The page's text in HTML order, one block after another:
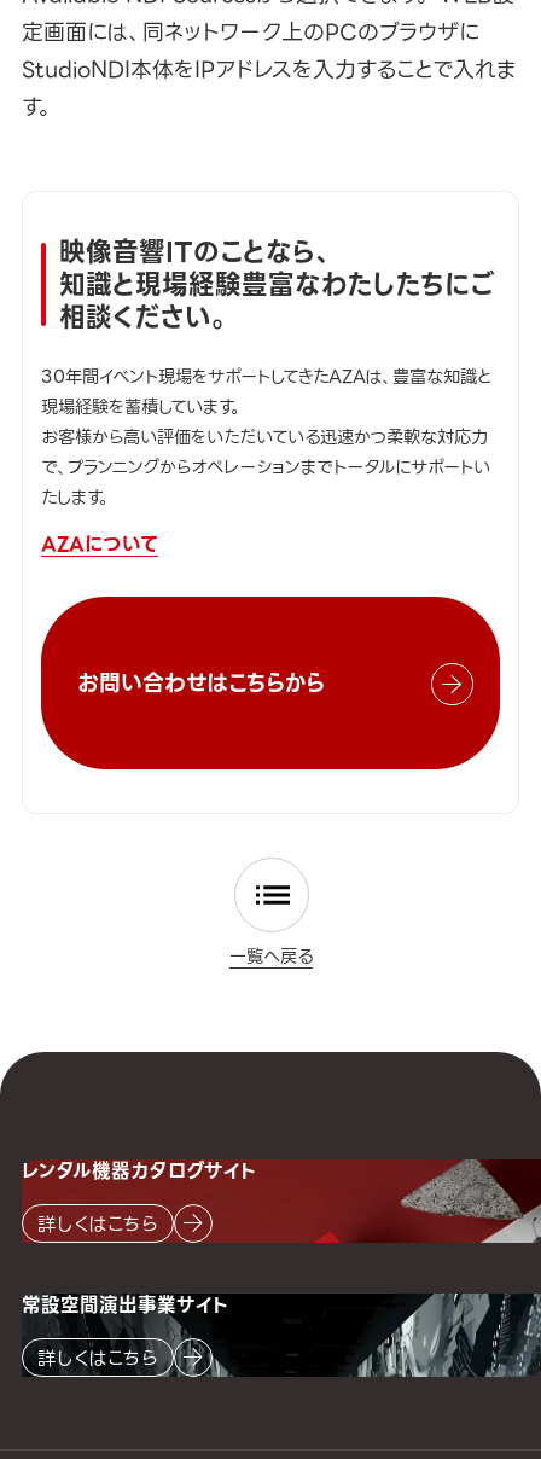
定画面には、同ネットワーク上のPCのブラウザに
StudioNDI本体をIPアドレスを入力することで入れま
す。
映像音響ITのことなら、
知識と現場経験豊富なわたしたちにご
相談ください。
30年間イベント現場をサポートしてきたAZAは、豊富な知識と
現場経験を蓄積しています。
お客様から高い評価をいただいている迅速かつ柔軟な対応力
で、プランニングからオペレーションまでトータルにサポートい
たします。
AZAについて
お問い合わせはこちらから
一覧へ戻る
レンタル機器カタログサイト
詳しくはこちら
常設空間演出事業サイト
詳しくはこちら